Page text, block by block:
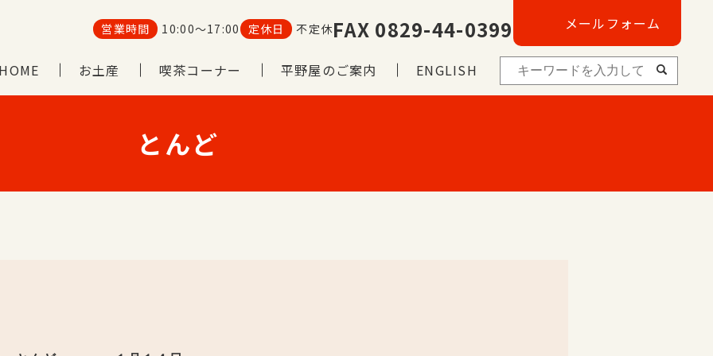
お土産 喫茶コーナー 平野屋のご案内 ENGLISH
営業時間 10:00～17:00 定休日 不定休FAX 0829-44-0399 メールフォーム
とんど